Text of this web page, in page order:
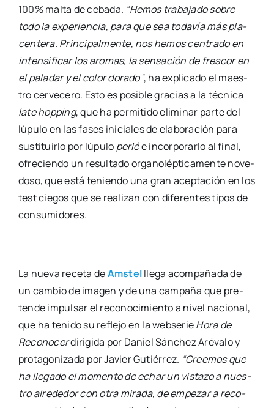
100% mal­ta de ceba­da. “Hemos tra­ba­ja­do sobre
todo la expe­rien­cia, para que sea toda­vía más pla­
cen­te­ra. Prin­ci­pal­men­te, nos hemos cen­tra­do en
inten­si­fi­car los aro­mas, la sen­sa­ción de fres­cor en
el pala­dar y el color dora­do”, ha expli­ca­do el maes­
tro cer­ve­ce­ro. Esto es posi­ble gra­cias a la téc­ni­ca
late hop­ping, que ha per­mi­ti­do eli­mi­nar par­te del
lúpu­lo en las fases ini­cia­les de ela­bo­ra­ción para
sus­ti­tuir­lo por lúpu­lo per­lée incor­po­rar­lo al final,
ofre­cien­do un resul­ta­do orga­no­lép­ti­ca­men­te nove­
do­so, que está tenien­do una gran acep­ta­ción en los
test cie­gos que se rea­li­zan con dife­ren­tes tipos de
con­su­mi­do­res.
La nue­va rece­ta deAms­tellle­ga acom­pa­ña­da de
un cam­bio de ima­gen y de una cam­pa­ña que pre­
ten­de impul­sar el reco­no­ci­mien­to a nivel nacio­nal,
que ha teni­do su refle­jo en la web­se­rieHora de
Reco­no­cerdiri­gi­da por Daniel Sán­chez Aré­va­lo y
pro­ta­go­ni­za­da por Javier Gutié­rrez. “Cree­mos que
ha lle­ga­do el momen­to de echar un vis­ta­zo a nues­
tro alre­de­dor con otra mira­da, de empe­zar a reco­